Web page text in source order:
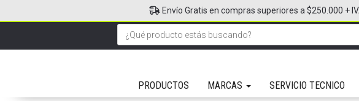
PRODUCTOS MARCAS SERVICIO TECNICO
Envío Gratis en compras superiores a $250.000 +